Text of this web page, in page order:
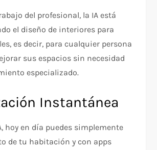
del profesional, la IA está
el diseño de interiores para
es decir, para cualquier persona
sus espacios sin necesidad
especializado.
Instantánea
hoy en día puedes simplemente
de tu habitación y con apps